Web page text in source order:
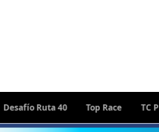
Ruta 40 Top Race TC Pista